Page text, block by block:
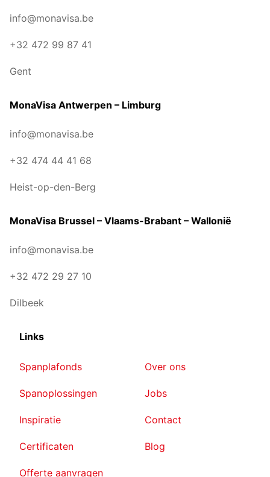
info@monavisa.be
+32 472 99 87 41
Gent
MonaVisa Antwerpen – Limburg
info@monavisa.be
+32 474 44 41 68
Heist-op-den-Berg
MonaVisa Brussel – Vlaams-Brabant – Wallonië
info@monavisa.be
+32 472 29 27 10
Dilbeek
Links
Spanplafonds Over ons
Spanoplossingen Jobs
Inspiratie Contact
Certificaten Blog
Offerte aanvragen